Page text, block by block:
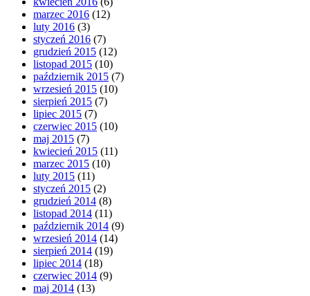
marzec 2016 (12)
luty 2016 (3)
styczeń 2016 (7)
grudzień 2015 (12)
listopad 2015 (10)
październik 2015 (7)
wrzesień 2015 (10)
sierpień 2015 (7)
lipiec 2015 (7)
czerwiec 2015 (10)
maj 2015 (7)
kwiecień 2015 (11)
marzec 2015 (10)
luty 2015 (11)
styczeń 2015 (2)
grudzień 2014 (8)
listopad 2014 (11)
październik 2014 (9)
wrzesień 2014 (14)
sierpień 2014 (19)
lipiec 2014 (18)
czerwiec 2014 (9)
maj 2014 (13)